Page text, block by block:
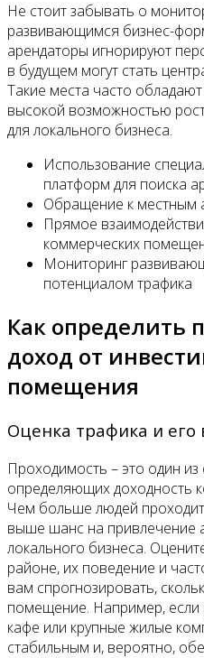
Не стоит забывать о
развивающимся бизнес-
арендаторы игнорируют
в будущем могут стать
Такие места часто
высокой возможностью
для локального бизнеса.
Использование
платформ для поиска
Обращение к местным
Прямое
коммерческих
Мониторинг
потенциалом трафика
Как определить
доход от
помещения
Оценка трафика и его
Проходимость – это один
определяющих доходность
Чем больше людей
выше шанс на привлечение
локального бизнеса.
районе, их поведение и
вам спрогнозировать,
помещение. Например, если
кафе или крупные жилые
стабильным и, вероятно,